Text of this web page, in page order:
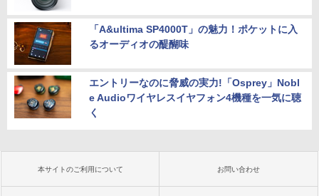
「A&ultima SP4000T」の魅力！ポケットに入
るオーディオの醍醐味
エントリーなのに脅威の実力!「Osprey」Nobl
e Audioワイヤレスイヤフォン4機種を一気に聴
く
本サイトのご利用について お問い合わせ